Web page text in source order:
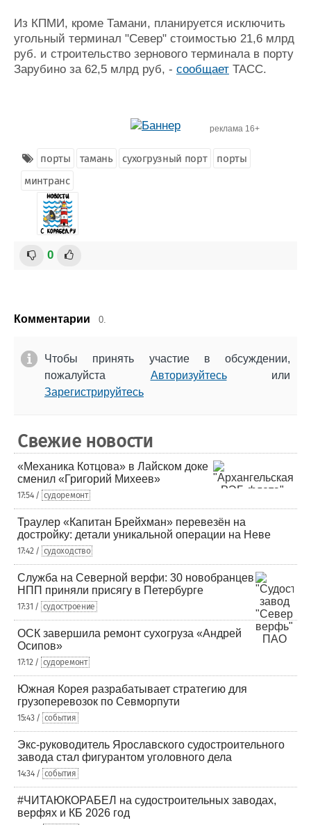
Из КПМИ, кроме Тамани, планируется исключить
угольный терминал "Север" стоимостью 21,6 млрд
руб. и строительство зернового терминала в порту
Зарубино за 62,5 млрд руб, - сообщает ТАСС.
реклама 16+
порты тамань сухогрузный порт
порты
минтранс
0
Комментарии 0.
Чтобы принять участие в обсуждении,
пожалуйста Авторизуйтесьили
Зарегистрируйтесь
Свежие новости
«Механика Котцова» в Лайском доке
сменил «Григорий Михеев»
17:54 / судоремонт
Траулер «Капитан Брейхман» перевезён на
достройку: детали уникальной операции на Неве
17:42 / судоходство
Служба на Северной верфи: 30 новобранцев
НПП приняли присягу в Петербурге
17:31 / судостроение
ОСК завершила ремонт сухогруза «Андрей
Осипов»
17:12 / судоремонт
Южная Корея разрабатывает стратегию для
грузоперевозок по Севморпути
15:43 / события
Экс-руководитель Ярославского судостроительного
завода стал фигурантом уголовного дела
14:34 / события
#ЧИТАЮКОРАБЕЛ на судостроительных заводах,
верфях и КБ 2026 год